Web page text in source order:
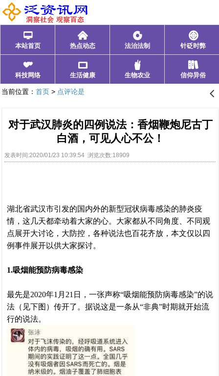
󰂑
本站首页
󰄫
热点动态
󰁍
法治法制
󰃓
针砭时弊
󰁩
科技网络
󰁰
生活健康
󰂺
生物农业
󰃊
信仰异俗
当前位置： 首页> 点评论是 󰊒
对于武汉肺炎的四例说法：香烟鞭炮尼古丁
白酒，可见人心不公！
发表时间:2020/01/23 10:39:54 浏览次数:18909
湖北省武汉市引发的国内外的新型冠状病毒感染的肺炎疫
情，这几天都牵动着大家的心。大家都从不同角度、不同观
点展开大讨论，大防控，各种说法也百花齐放，本文仅以四
例事件展开以供大家探讨。
1.吸烟能预防病毒感染
最先是2020年1月21日，一张声称“吸烟能预防病毒感染”的说
法（见下图）传开了。据说这是一条从“非典”时期就开始流
行的说法。